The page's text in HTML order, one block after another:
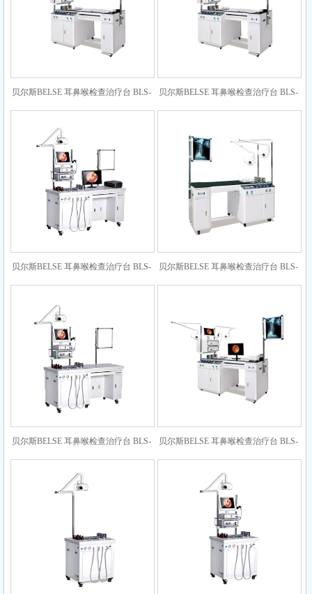
贝尔斯BELSE 耳鼻喉检查治疗台 BLS-
520（双工加长 钢化玻璃台面）
贝尔斯BELSE 耳鼻喉检查治疗台 BLS-
520（双工加长 钢化玻璃台面）
贝尔斯BELSE 耳鼻喉检查治疗台 BLS-
520（单工加长豪华版 大理石台面）
贝尔斯BELSE 耳鼻喉检查治疗台 BLS-
510（双工加长 钢化玻璃台面）
贝尔斯BELSE 耳鼻喉检查治疗台 BLS-
520（单工加长 大理石台面）
贝尔斯BELSE 耳鼻喉检查治疗台 BLS-
520（双工加长豪华版 钢化玻璃台面）